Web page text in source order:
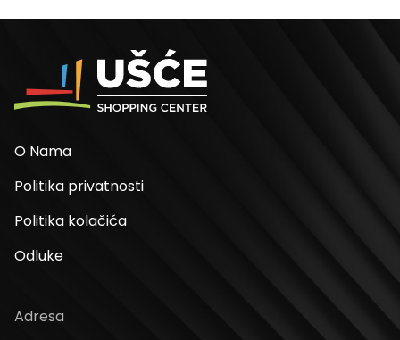
O Nama
Politika privatnosti
Politika kolačića
Odluke
Adresa